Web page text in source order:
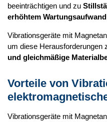
beeinträchtigen und zu
erhöhtem Wartungsaufwand
Vibrationsgeräte mit
um diese Herausforderungen
und gleichmäßige
Vorteile von
Vibrationsgeräte mit